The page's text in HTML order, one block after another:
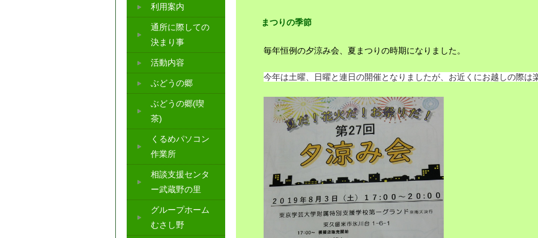
まつりの季節
毎年恒例の夕涼み会、夏まつりの時期になりました。
今年は土曜、日曜と連日の開催となりましたが、 お近くにお越しの際は
利用案内
通所に際しての
決まり事
活動内容
ぶどうの郷
ぶどうの郷(喫
茶)
くるめパソコン
作業所
相談支援センタ
ー武蔵野の里
グループホーム
むさし野